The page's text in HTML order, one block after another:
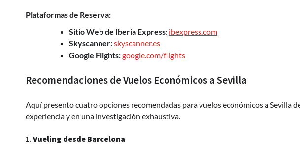
Plataformas de Reserva:
Sitio Web de Iberia Express: ibexpress.com
Skyscanner:skyscanner.es
Google Flights:google.com/flights
Recomendaciones de Vuelos Económicos a Sevilla
Aquí presento cuatro opciones recomendadas para vuelos económicos a Sevilla
experiencia y en una investigación exhaustiva.
1. Vueling desde Barcelona